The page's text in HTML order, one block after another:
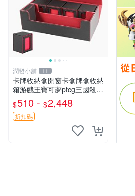
潤發小舖 11
卡牌收納盒開窗卡盒牌盒收納
箱游戲王寶可夢ptcg三國殺海
賊王dtcg
$510 - $2,448
折扣碼